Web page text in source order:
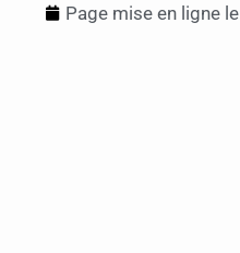
Page mise en ligne le